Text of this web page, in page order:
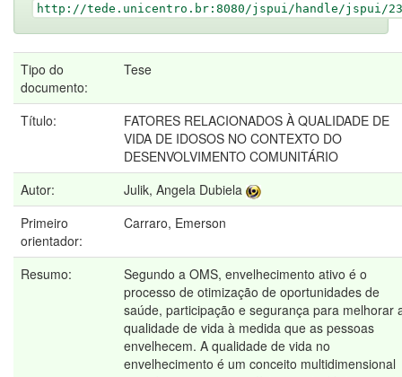
http://tede.unicentro.br:8080/jspui/handle/jspui/
Tipo do
documento:
Tese
Título:
FATORES RELACIONADOS À QUALIDADE DE
VIDA DE IDOSOS NO CONTEXTO DO
DESENVOLVIMENTO COMUNITÁRIO
Autor:
Julik, Angela Dubiela
Primeiro
orientador:
Carraro, Emerson
Resumo:
Segundo a OMS, envelhecimento ativo é o
processo de otimização de oportunidades de
saúde, participação e segurança para melhorar
qualidade de vida à medida que as pessoas
envelhecem. A qualidade de vida no
envelhecimento é um conceito multidimensional